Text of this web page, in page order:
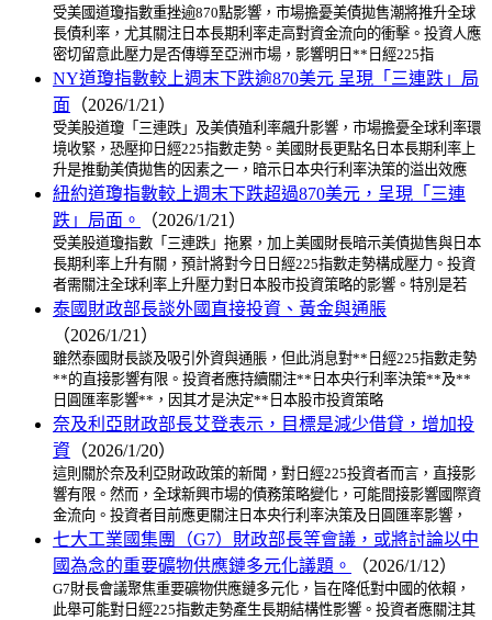
受美國道瓊指數重挫逾870點影響，市場擔憂美債拋售潮將推升全球
長債利率，尤其關注日本長期利率走高對資金流向的衝擊。投資人應
密切留意此壓力是否傳導至亞洲市場，影響明日**日經225指
NY道瓊指數較上週末下跌逾870美元 呈現「三連跌」局
面 （2026/1/21）
受美股道瓊「三連跌」及美債殖利率飆升影響，市場擔憂全球利率環
境收緊，恐壓抑日經225指數走勢。美國財長更點名日本長期利率上
升是推動美債拋售的因素之一，暗示日本央行利率決策的溢出效應
紐約道瓊指數較上週末下跌超過870美元，呈現「三連
跌」局面。
（2026/1/21）
受美股道瓊指數「三連跌」拖累，加上美國財長暗示美債拋售與日本
長期利率上升有關，預計將對今日日經225指數走勢構成壓力。投資
者需關注全球利率上升壓力對日本股市投資策略的影響。特別是若
泰國財政部長談外國直接投資、黃金與通脹
（2026/1/21）
雖然泰國財長談及吸引外資與通脹，但此消息對**日經225指數走勢
**的直接影響有限。投資者應持續關注**日本央行利率決策**及**
日圓匯率影響**，因其才是決定**日本股市投資策略
奈及利亞財政部長艾登表示，目標是減少借貸，增加投
資 （2026/1/20）
這則關於奈及利亞財政政策的新聞，對日經225投資者而言，直接影
響有限。然而，全球新興市場的債務策略變化，可能間接影響國際資
金流向。投資者目前應更關注日本央行利率決策及日圓匯率影響，
七大工業國集團（G7）財政部長等會議，或將討論以中
國為念的重要礦物供應鏈多元化議題。
（2026/1/12）
G7財長會議聚焦重要礦物供應鏈多元化，旨在降低對中國的依賴，
此舉可能對日經225指數走勢產生長期結構性影響。投資者應關注其